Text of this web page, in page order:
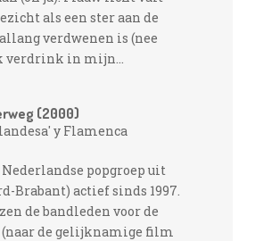
als een ster aan de
verdwenen is (nee
verdrink in mijn...
(2000)
y Flamenca
popgroep uit
Brabant) actief sinds 1997.
de bandleden voor de
(naar de gelijknamige film